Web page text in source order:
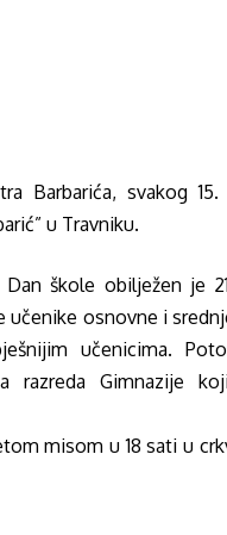
Barbarića, svakog
u Travniku.
škole obilježen je
učenike osnovne i
učenicima.
razreda Gimnazije
misom u 18 satiu